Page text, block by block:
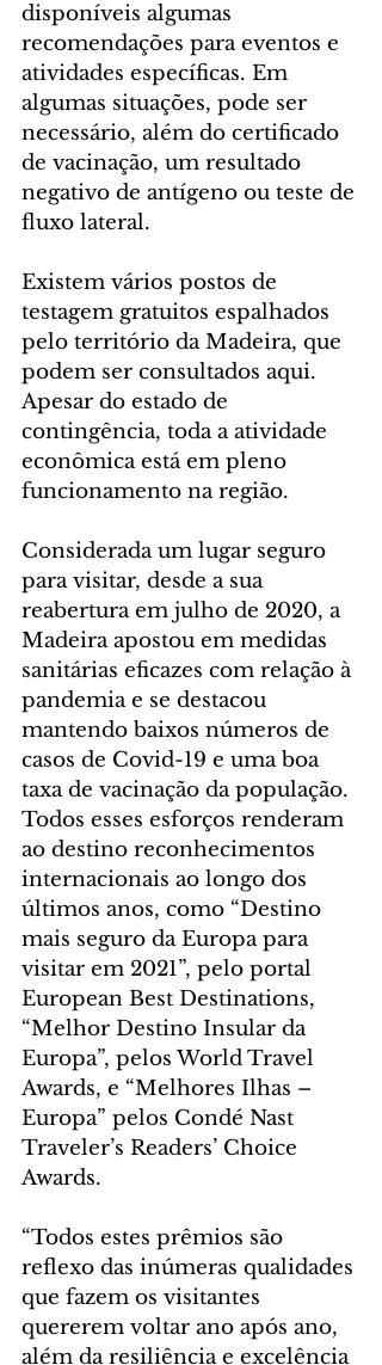
disponíveis algumas
recomendações para eventos e
atividades específicas. Em
algumas situações, pode ser
necessário, além do certificado
de vacinação, um resultado
negativo de antígeno ou teste de
fluxo lateral.
Existem vários postos de
testagem gratuitos espalhados
pelo território da Madeira, que
podem ser consultados aqui.
Apesar do estado de
contingência, toda a atividade
econômica está em pleno
funcionamento na região.
Considerada um lugar seguro
para visitar, desde a sua
reabertura em julho de 2020, a
Madeira apostou em medidas
sanitárias eficazes com relação à
pandemia e se destacou
mantendo baixos números de
casos de Covid-19 e uma boa
taxa de vacinação da população.
Todos esses esforços renderam
ao destino reconhecimentos
internacionais ao longo dos
últimos anos, como “Destino
mais seguro da Europa para
visitar em 2021”, pelo portal
European Best Destinations,
“Melhor Destino Insular da
Europa”, pelos World Travel
Awards, e “Melhores Ilhas –
Europa” pelos Condé Nast
Traveler’s Readers’ Choice
Awards.
“Todos estes prêmios são
reflexo das inúmeras qualidades
que fazem os visitantes
quererem voltar ano após ano,
além da resiliência e excelência